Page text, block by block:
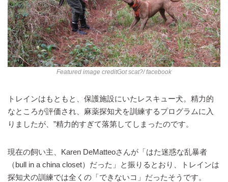
Featured image creditGot scat?/ facebook
トレインはもともと、保護施設にいたレスキュー犬。精力的
なところが評価され、麻薬探知犬を訓練するプログラムに入
りましたが、”精力的すぎて落第してしまったのです。
現在の飼い主、Karen DeMatteoさんが「はた迷惑な乱暴者
（bull in a china closet）だった」と振りるとおり、トレインは
探知犬の訓練では全くの「できないコ」だったそうです。